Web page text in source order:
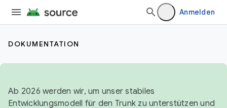
Anmelden
DOKUMENTATION
Ab 2026 werden wir, um unser stabiles
Entwicklungsmodell für den Trunk zu unterstützen und